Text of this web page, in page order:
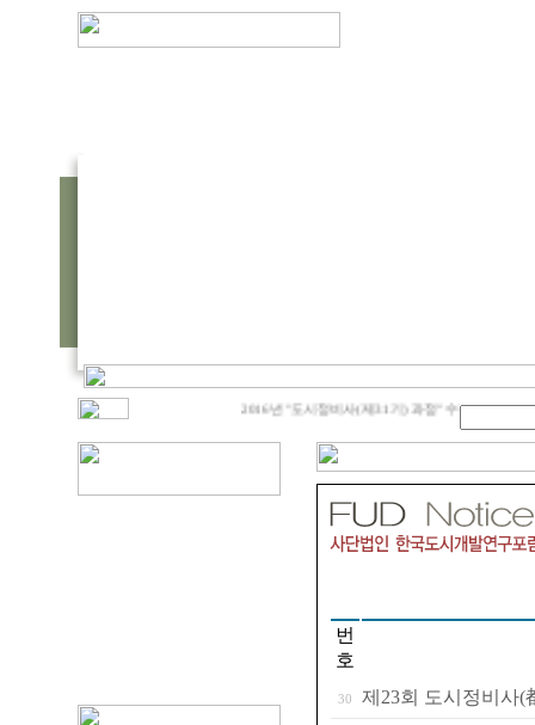
2016년 "도시정비사(제31기) 과정" 수강생 모집
번
호
30 제23회 도시정비사